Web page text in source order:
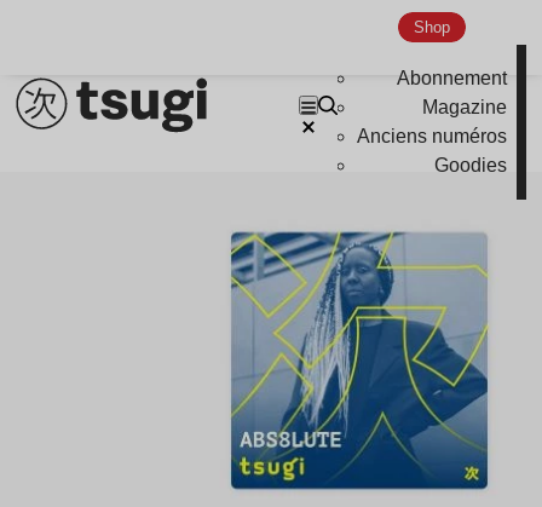
Shop
Abonnement
Magazine
Anciens numéros
Goodies